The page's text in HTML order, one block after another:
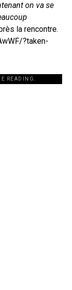
on va se
la rencontre.
?taken-
READING.